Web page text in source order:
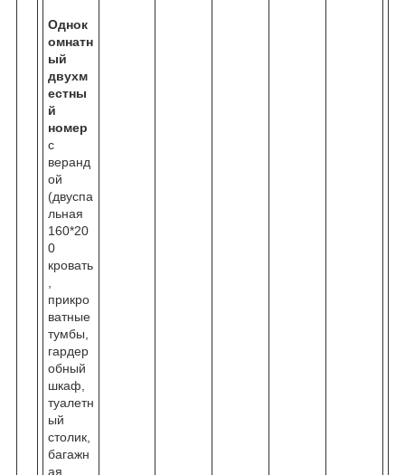
Однок
омнатн
ый
двухм
естны
й
номер
с
веранд
ой
(двуспа
льная
160*20
0
кровать
,
прикро
ватные
тумбы,
гардер
обный
шкаф,
туалетн
ый
столик,
багажн
ая